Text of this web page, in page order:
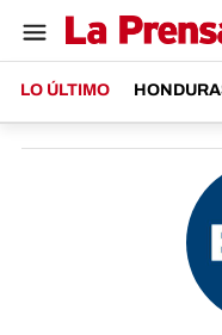
LO ÚLTIMO